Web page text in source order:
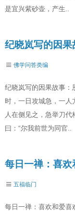
是宜兴紫砂壶，产生..
纪晓岚写的因
佛学问答类编
纪晓岚写的因果故事：
时，一日攻城急，一
人在侧见之，急举刀
曰：“尔我前世为同官..
每日一禅：喜欢
五福临门
每日一禅：喜欢和爱喜